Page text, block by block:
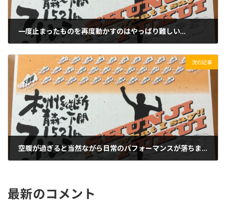
一度止まったものを再度動かすのはやっぱり難しい…
次の記事
空腹が過ぎると当然ながら日常のパフォーマンスが落ちます
最新のコメント